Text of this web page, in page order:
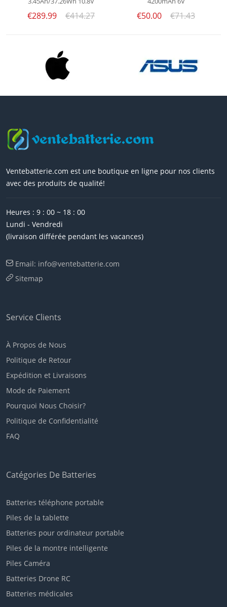
€289.99 €414.27 €50.00 €71.43
Ventebatterie.com est une boutique en ligne pour nos clients
avec des produits de qualité!
Heures : 9 : 00 ~ 18 : 00
Lundi - Vendredi
(livraison différée pendant les vacances)
Email: info@ventebatterie.com
Sitemap
Service Clients
À Propos de Nous
Politique de Retour
Expédition et Livraisons
Mode de Paiement
Pourquoi Nous Choisir?
Politique de Confidentialité
FAQ
Catégories De Batteries
Batteries téléphone portable
Piles de la tablette
Batteries pour ordinateur portable
Piles de la montre intelligente
Piles Caméra
Batteries Drone RC
Batteries médicales